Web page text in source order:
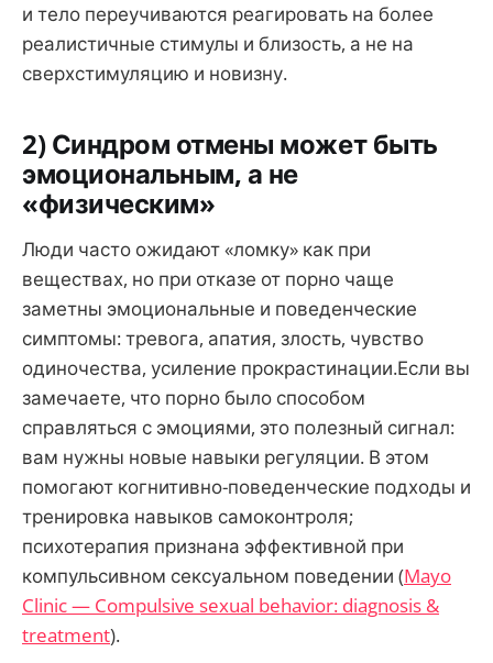
и тело переучиваются реагировать на более
реалистичные стимулы и близость, а не на
сверхстимуляцию и новизну.
2) Синдром отмены может быть
эмоциональным, а не
«физическим»
Люди часто ожидают «ломку» как при
веществах, но при отказе от порно чаще
заметны эмоциональные и поведенческие
симптомы: тревога, апатия, злость, чувство
одиночества, усиление прокрастинации.Если вы
замечаете, что порно было способом
справляться с эмоциями, это полезный сигнал:
вам нужны новые навыки регуляции. В этом
помогают когнитивно-поведенческие подходы и
тренировка навыков самоконтроля;
психотерапия признана эффективной при
компульсивном сексуальном поведении (Mayo
Clinic — Compulsive sexual behavior: diagnosis &
treatment).